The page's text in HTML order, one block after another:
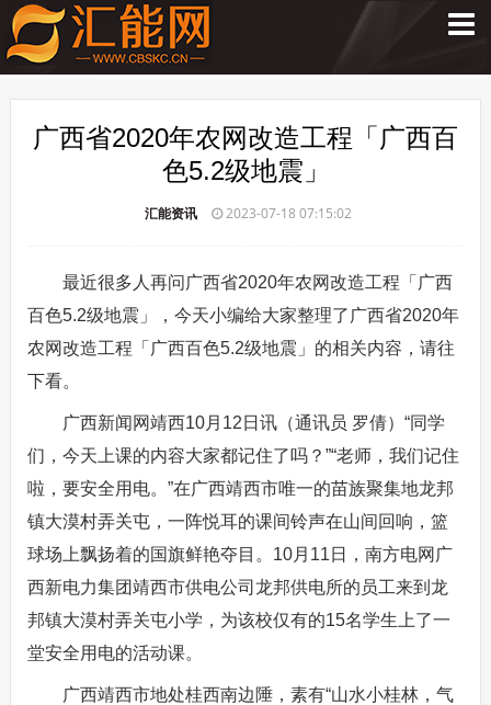
广西省2020年农网改造工程「广西百
色5.2级地震」
汇能资讯 2023-07-18 07:15:02
最近很多人再问广西省2020年农网改造工程「广西
百色5.2级地震」，今天小编给大家整理了广西省2020年
农网改造工程「广西百色5.2级地震」的相关内容，请往
下看。
广西新闻网靖西10月12日讯（通讯员 罗倩）“同学
们，今天上课的内容大家都记住了吗？”“老师，我们记住
啦，要安全用电。”在广西靖西市唯一的苗族聚集地龙邦
镇大漠村弄关屯，一阵悦耳的课间铃声在山间回响，篮
球场上飘扬着的国旗鲜艳夺目。10月11日，南方电网广
西新电力集团靖西市供电公司龙邦供电所的员工来到龙
邦镇大漠村弄关屯小学，为该校仅有的15名学生上了一
堂安全用电的活动课。
广西靖西市地处桂西南边陲，素有“山水小桂林，气